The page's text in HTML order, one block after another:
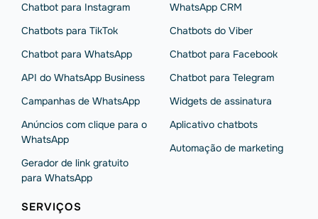
Chatbot para Instagram
Chatbots para TikTok
Chatbot para WhatsApp
API do WhatsApp Business
Campanhas de WhatsApp
Anúncios com clique para o
WhatsApp
Gerador de link gratuito
para WhatsApp
WhatsApp CRM
Chatbots do Viber
Chatbot para Facebook
Chatbot para Telegram
Widgets de assinatura
Aplicativo chatbots
Automação de marketing
SERVIÇOS